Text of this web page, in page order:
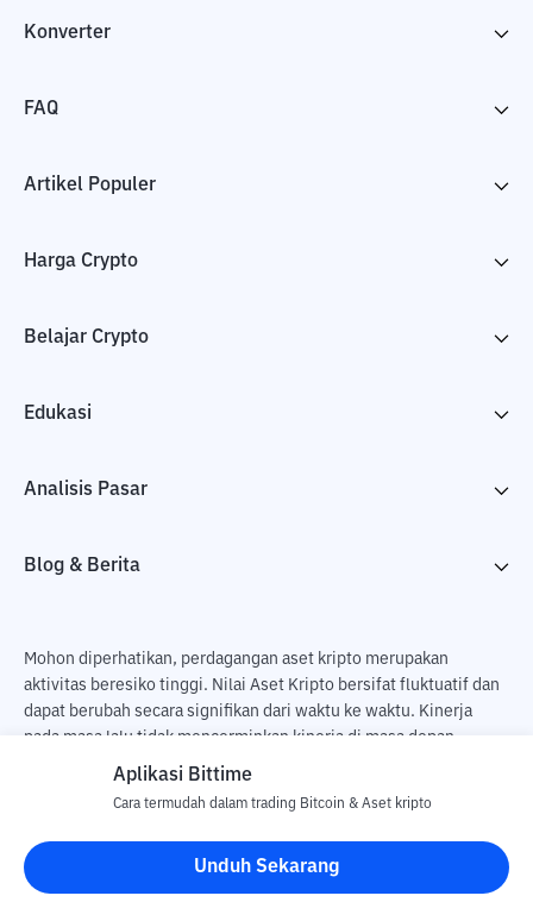
Konverter
FAQ
Artikel Populer
Harga Crypto
Belajar Crypto
Edukasi
Analisis Pasar
Blog & Berita
Mohon diperhatikan, perdagangan aset kripto merupakan
aktivitas beresiko tinggi. Nilai Aset Kripto bersifat fluktuatif dan
dapat berubah secara signifikan dari waktu ke waktu. Kinerja
pada masa lalu tidak mencerminkan kinerja di masa depan.
Terdapat risiko kehilangan sebagai dampak dari membeli dan
pengguna. PT Utama Aset Digital Indonesia (Bittime) tidak
bertanggung jawab atas perubahan fluktuasi dari nilai tukar Aset
Kripto.
Aplikasi Bittime
Cara termudah dalam trading Bitcoin & Aset kripto
Unduh Sekarang